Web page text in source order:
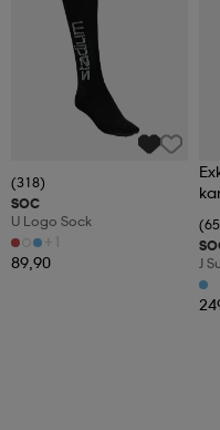
(318)
SOC
U Logo Sock
+1
89,90
J